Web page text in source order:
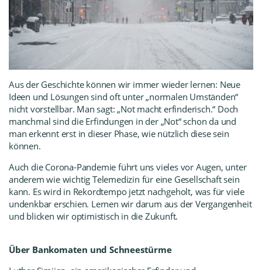
Aus der Geschichte können wir immer wieder lernen: Neue
Ideen und Lösungen sind oft unter „normalen Umständen“
nicht vorstellbar. Man sagt: „Not macht erfinderisch.“ Doch
manchmal sind die Erfindungen in der „Not“ schon da und
man erkennt erst in dieser Phase, wie nützlich diese sein
können.
Auch die Corona-Pandemie führt uns vieles vor Augen, unter
anderem wie wichtig Telemedizin für eine Gesellschaft sein
kann. Es wird in Rekordtempo jetzt nachgeholt, was für viele
undenkbar erschien. Lernen wir darum aus der Vergangenheit
und blicken wir optimistisch in die Zukunft.
Über Bankomaten und Schneestürme